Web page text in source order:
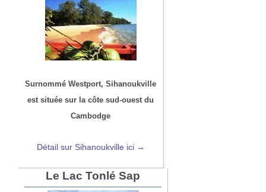
Surnommé Westport, Sihanoukville
est située sur la côte sud-ouest du
Cambodge
Détail sur Sihanoukville ici →
Le Lac Tonlé Sap